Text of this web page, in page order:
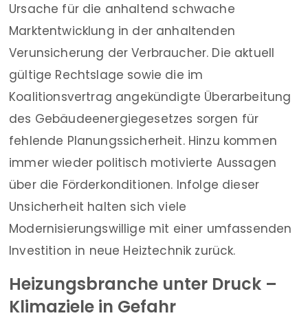
Ursache für die anhaltend schwache
Marktentwicklung in der anhaltenden
Verunsicherung der Verbraucher. Die aktuell
gültige Rechtslage sowie die im
Koalitionsvertrag angekündigte Überarbeitung
des Gebäudeenergiegesetzes sorgen für
fehlende Planungssicherheit. Hinzu kommen
immer wieder politisch motivierte Aussagen
über die Förderkonditionen. Infolge dieser
Unsicherheit halten sich viele
Modernisierungswillige mit einer umfassenden
Investition in neue Heiztechnik zurück.
Heizungsbranche unter Druck –
Klimaziele in Gefahr